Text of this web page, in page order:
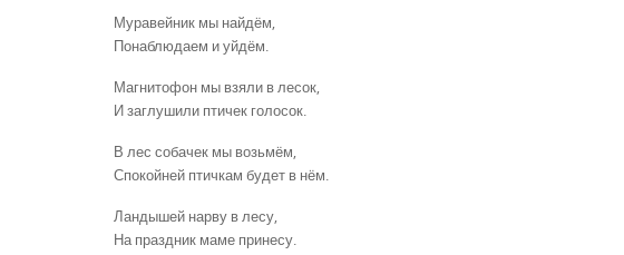
Муравейник мы найдём,
Понаблюдаем и уйдём.
Магнитофон мы взяли в лесок,
И заглушили птичек голосок.
В лес собачек мы возьмём,
Спокойней птичкам будет в нём.
Ландышей нарву в лесу,
На праздник маме принесу.